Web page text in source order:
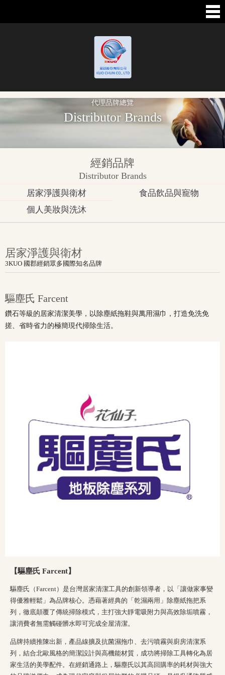
代理品牌總覽
Distributor Brands
經銷品牌
Distributor Brands
居家淨護與衛材
食品飲品與寵物
個人美妝與洗沐
居家淨護與衛材
3KUO 國郡經銷眾多國際知名品牌
驅塵氏 Farcent
鑽石等級的居家清潔美學，以除塵紙拖鞋與萬用濕巾，打造免洗免
搓、省時省力的極簡現代掃除生活。
【驅塵氏 Farcent】
驅塵氏（Farcent）是台灣居家清潔工具的創新領導者，以「讓做家事變
得優雅輕鬆」為品牌核心。憑藉著經典的「乾濕兩用」除塵紙拖把系
列，徹底顛覆了傳統掃除模式，主打強大靜電吸附力與高效除垢噴霧，
讓消費者無需觸碰髒水即可完成全屋清潔。
品牌持續推陳出新，產品線擴及抗菌濕拖巾、去污噴霧與廚房清潔系
列，結合北歐風格的簡潔設計與高機能材質，成功將掃除工具轉化為居
家生活的美學配件。在經銷通路上，驅塵氏以其高回購率的耗材與強大